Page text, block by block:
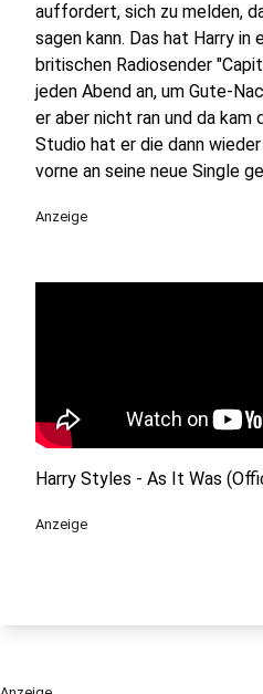
auffordert, sich zu melden,
sagen kann. Das hat Harry
britischen Radiosender
jeden Abend an, um Gute-
er aber nicht ran und da kam
Studio hat er die dann
vorne an seine neue Single
Anzeige
Harry Styles - As It Was
Anzeige